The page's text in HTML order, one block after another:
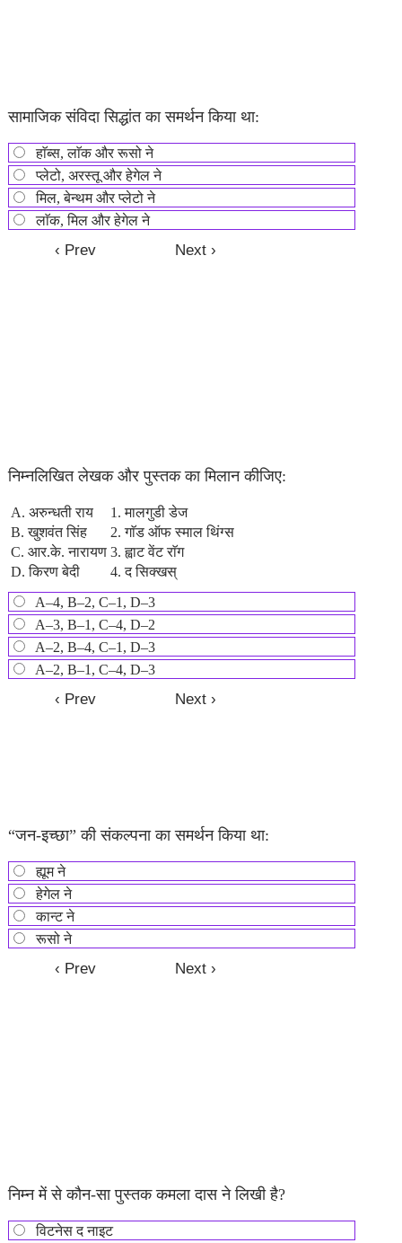
सामाजिक संविदा सिद्धांत का समर्थन किया था:
हाॅब्स, लाॅक और रूसो ने
प्लेटो, अरस्तू और हेगेल ने
मिल, बेन्थम और प्लेटो ने
लाॅक, मिल और हेगेल ने
निम्नलिखित लेखक और पुस्तक का मिलान कीजिए:
A. अरुन्धती राय
1. मालगुडी डेज
B. खुशवंत सिंह
2. गाॅड ऑफ स्माल थिंग्स
C. आर.के. नारायण 3. ह्वाट वेंट राॅग
D. किरण बेदी
4. द सिक्खस्
A–4, B–2, C–1, D–3
A–3, B–1, C–4, D–2
A–2, B–4, C–1, D–3
A–2, B–1, C–4, D–3
“जन-इच्छा” की संकल्पना का समर्थन किया था:
ह्यूम ने
हेगेल ने
कान्ट ने
रूसो ने
निम्न में से कौन-सा पुस्तक कमला दास ने लिखी है?
विटनेस द नाइट